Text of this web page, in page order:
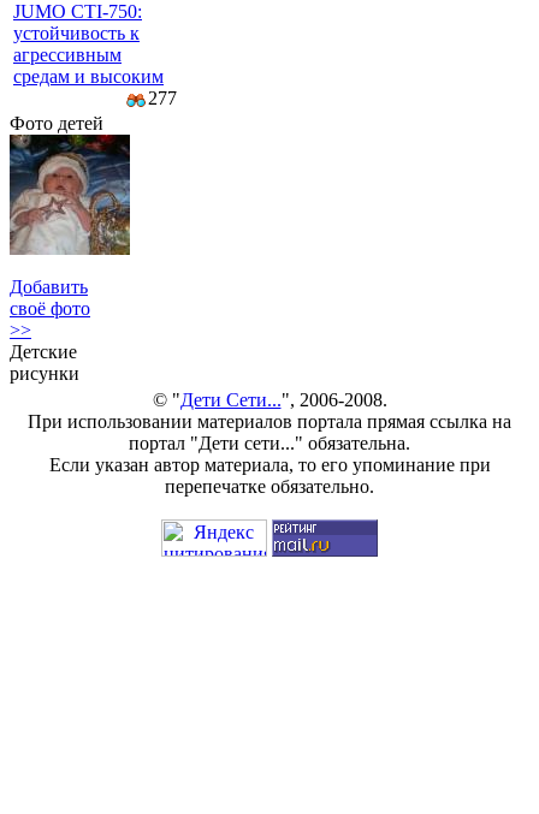
JUMO CTI-750:
устойчивость к
агрессивным
средам и высоким
277
Фото детей
Добавить
своё фото
>>
Детские
рисунки
© "Дети Сети...", 2006-2008.
При использовании материалов портала прямая ссылка на
портал "Дети сети..." обязательна.
Если указан автор материала, то его упоминание при
перепечатке обязательно.